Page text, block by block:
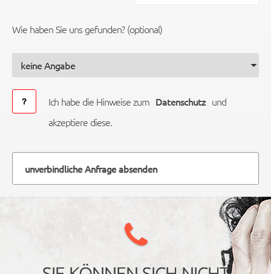
Wie haben Sie uns gefunden? (optional)
Ich habe die Hinweise zum Datenschutz und
akzeptiere diese.
unverbindliche Anfrage absenden